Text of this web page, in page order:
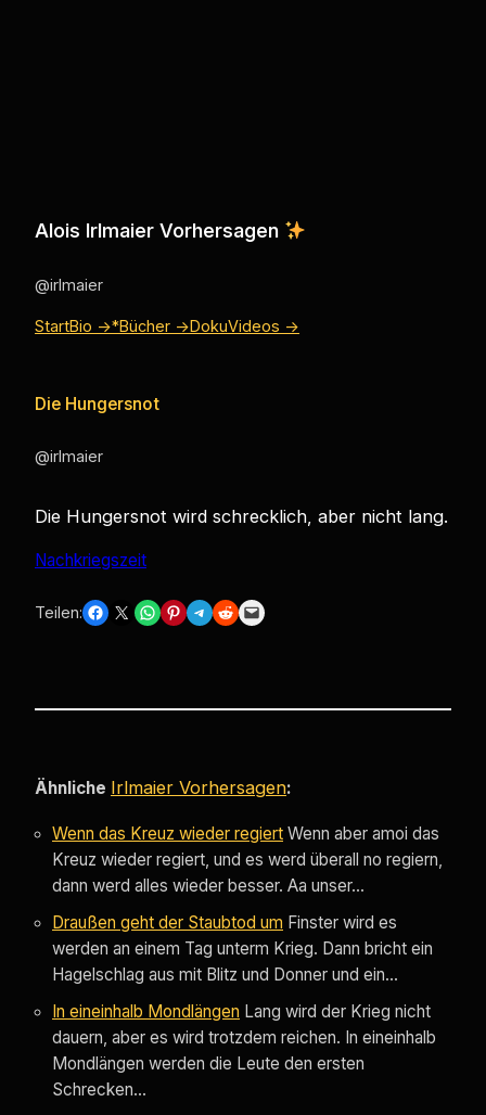
Alois Irlmaier Vorhersagen
@irlmaier
StartBio →*Bücher →DokuVideos →
Die Hungersnot
@irlmaier
Die Hungersnot wird schrecklich, aber nicht lang.
Nachkriegszeit
Teilen: Share on Facebook Share on X Share on WhatsApp Share on Pinterest Share on Telegram Share on Reddit Email this Page
Ähnliche Irlmaier Vorhersagen:
Wenn das Kreuz wieder regiert Wenn aber amoi das
Kreuz wieder regiert, und es werd überall no regiern,
dann werd alles wieder besser. Aa unser…
Draußen geht der Staubtod um Finster wird es
werden an einem Tag unterm Krieg. Dann bricht ein
Hagelschlag aus mit Blitz und Donner und ein…
In eineinhalb Mondlängen Lang wird der Krieg nicht
dauern, aber es wird trotzdem reichen. In eineinhalb
Mondlängen werden die Leute den ersten
Schrecken…